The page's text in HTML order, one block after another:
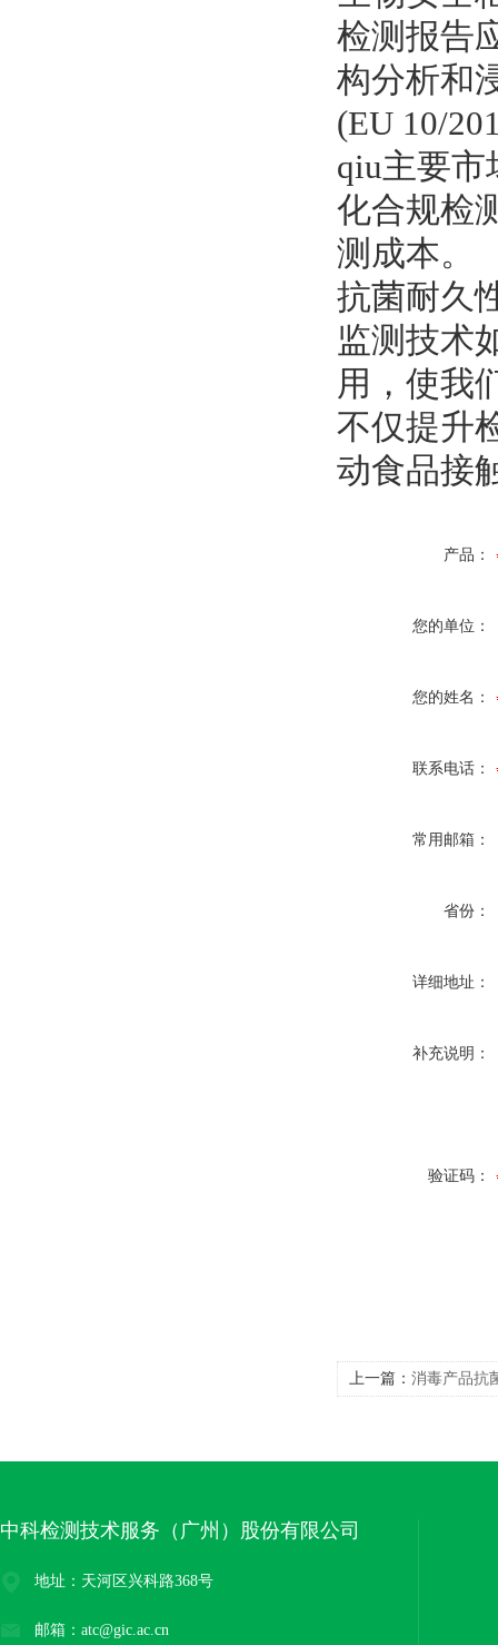
检测报告
构分析和
(EU 10/
qiu主要市
化合规检
测成本。
抗菌耐久
监测技术
用，使我
不仅提升
动食品接
产品：
您的单位：
您的姓名：
联系电话：
常用邮箱：
省份：
详细地址：
补充说明：
验证码：
上一篇： 消毒产品抗
中科检测技术服务（广州）股份有限公司
地址：天河区兴科路368号
邮箱：atc@gic.ac.cn